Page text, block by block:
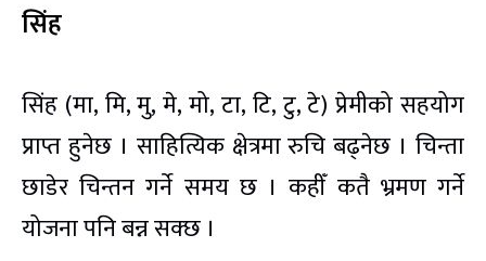
सिंह
सिंह (मा, मि, मु, मे, मो, टा, टि, टु, टे) प्रेमीको सहयोग
प्राप्त हुनेछ । साहित्यिक क्षेत्रमा रुचि बढ्नेछ । चिन्ता
छाडेर चिन्तन गर्ने समय छ । कहीँ कतै भ्रमण गर्ने
योजना पनि बन्न सक्छ ।